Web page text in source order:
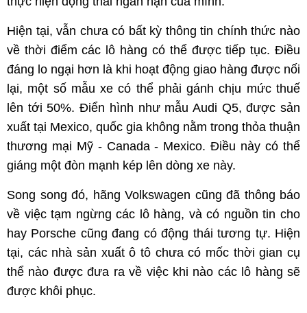
Hiện tại, vẫn chưa có bất kỳ thông tin chính thức nào
về thời điểm các lô hàng có thể được tiếp tục. Điều
đáng lo ngại hơn là khi hoạt động giao hàng được nối
lại, một số mẫu xe có thể phải gánh chịu mức thuế
lên tới 50%. Điển hình như mẫu Audi Q5, được sản
xuất tại Mexico, quốc gia không nằm trong thỏa thuận
thương mại Mỹ - Canada - Mexico. Điều này có thể
giáng một đòn mạnh kép lên dòng xe này.
Song song đó, hãng Volkswagen cũng đã thông báo
về việc tạm ngừng các lô hàng, và có nguồn tin cho
hay Porsche cũng đang có động thái tương tự. Hiện
tại, các nhà sản xuất ô tô chưa có mốc thời gian cụ
thể nào được đưa ra về việc khi nào các lô hàng sẽ
được khôi phục.